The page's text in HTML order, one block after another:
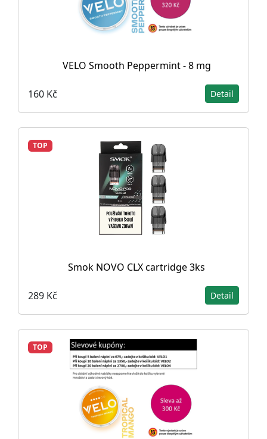
VELO Smooth Peppermint - 8 mg
160 Kč Detail
TOP
Smok NOVO CLX cartridge 3ks
289 Kč Detail
TOP